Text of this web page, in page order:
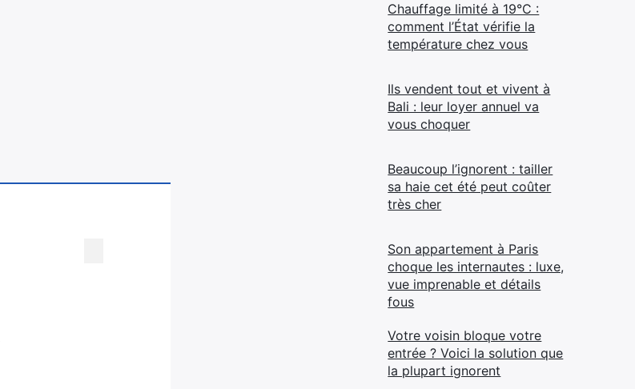
Chauffage limité à 19°C :
comment l’État vérifie la
température chez vous
Ils vendent tout et vivent à
Bali : leur loyer annuel va
vous choquer
Beaucoup l’ignorent : tailler
sa haie cet été peut coûter
très cher
Son appartement à Paris
choque les internautes : luxe,
vue imprenable et détails
fous
Votre voisin bloque votre
entrée ? Voici la solution que
la plupart ignorent